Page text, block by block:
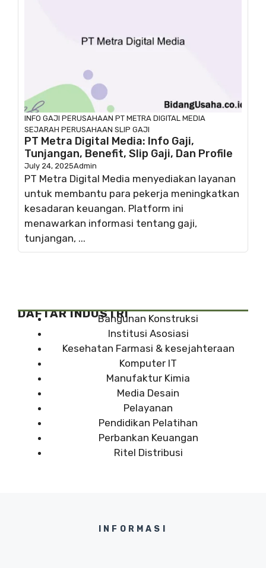
INFO GAJI PERUSAHAAN PT METRA DIGITAL MEDIA
SEJARAH PERUSAHAAN SLIP GAJI
PT Metra Digital Media: Info Gaji,
Tunjangan, Benefit, Slip Gaji, Dan Profile
July 24, 2025Admin
PT Metra Digital Media menyediakan layanan
untuk membantu para pekerja meningkatkan
kesadaran keuangan. Platform ini
menawarkan informasi tentang gaji,
tunjangan, ...
DAFTAR INDUSTRIBangunan Konstruksi
Institusi Asosiasi
Kesehatan Farmasi & kesejahteraan
Komputer IT
Manufaktur Kimia
Media Desain
Pelayanan
Pendidikan Pelatihan
Perbankan Keuangan
Ritel Distribusi
INFORMASI